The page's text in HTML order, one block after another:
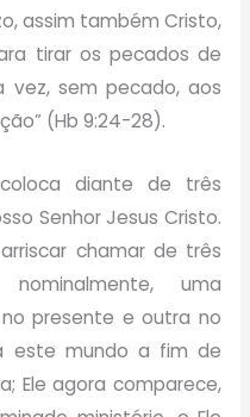
assim também Cristo,
tirar os pecados de
vez, sem pecado, aos
(Hb 9:24-28).
diante de três
Senhor Jesus Cristo.
chamar de três
uma
presente e outra no
este mundo a fim de
Ele agora comparece,